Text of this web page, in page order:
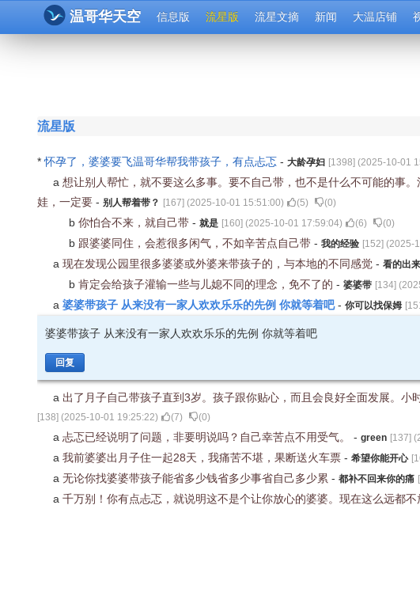
温哥华天空 信息版 流星版 流星文摘 新闻 大温店铺
流星版
*怀孕了，婆婆要飞温哥华帮我带孩子，有点忐忑 - 大龄孕妇 [1398] (2025-10-01
a 想让别人帮忙，就不要这么多事。要不自己带，也不是什么不可能的事
娃，一定要 - 别人帮着带？ [167] (2025-10-01 15:51:00) (5) (0)
b 你怕合不来，就自己带 - 就是 [160] (2025-10-01 17:59:04) (6) (0)
b 跟婆婆同住，会惹很多闲气，不如辛苦点自己带 - 我的经验 [152] (2025-
a 现在发现公园里很多婆婆或外婆来带孩子的，与本地的不同感觉 - 看的出来
b 肯定会给孩子灌输一些与儿媳不同的理念，免不了的 - 婆婆带 [134] (
a 婆婆带孩子 从来没有一家人欢欢乐乐的先例 你就等着吧- 你可以找保姆 [
婆婆带孩子 从来没有一家人欢欢乐乐的先例 你就等着吧
回复
a 出了月子自己带孩子直到3岁。孩子跟你贴心，而且会良好全面发展。小
[138] (2025-10-01 19:25:22) (7) (0)
a 忐忑已经说明了问题，非要明说吗？自己幸苦点不用受气。 - green [137] (
a 我前婆婆出月子住一起28天，我痛苦不堪，果断送火车票 - 希望你能开心 [
a 无论你找婆婆带孩子能省多少钱省多少事省自己多少累 - 都补不回来你的痛 [
a 千万别！你有点忐忑，就说明这不是个让你放心的婆婆。现在这么远都